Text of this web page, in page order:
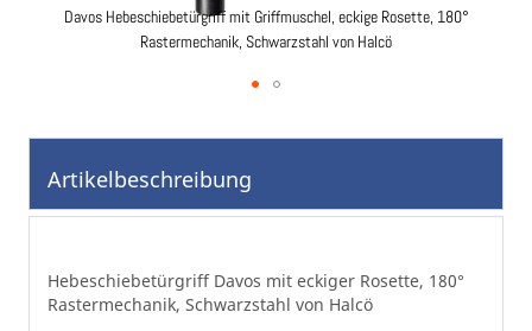
Davos Hebeschiebetürgriff mit Griffmuschel, eckige Rosette, 180°
Rastermechanik, Schwarzstahl von Halcö
Anfang
Bildgalerie
springen
Artikelbeschreibung
Hebeschiebetürgriff Davos mit eckiger Rosette, 180°
Rastermechanik, Schwarzstahl von Halcö